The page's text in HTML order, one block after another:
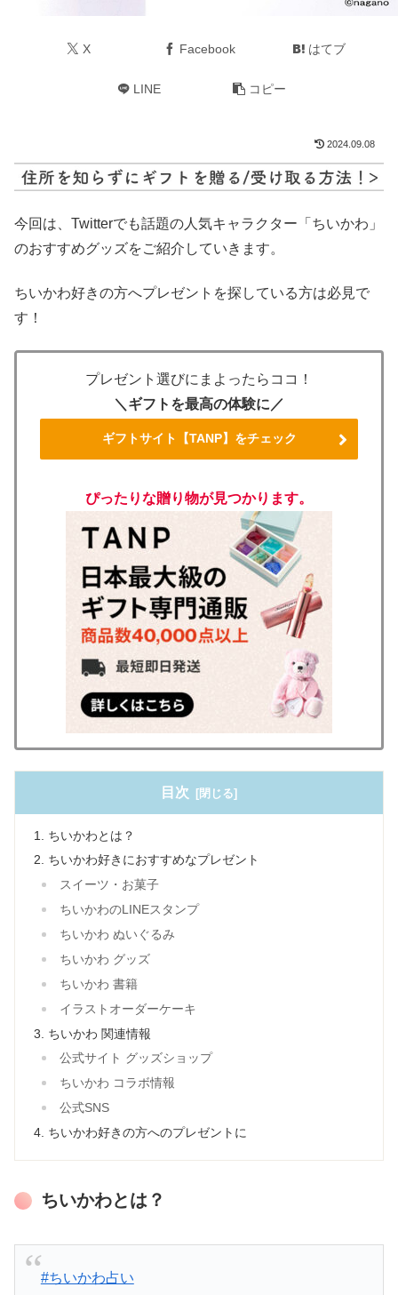
X Facebook はてブ
LINE コピー
2024.09.08
今回は、Twitterでも話題の人気キャラクター「ちいかわ」
のおすすめグッズをご紹介していきます。
ちいかわ好きの方へプレゼントを探している方は必見で
す！
プレゼント選びにまよったらココ！
＼ギフトを最高の体験に／
ギフトサイト【TANP】をチェック
ぴったりな贈り物が見つかります。
目次
ちいかわとは？
ちいかわ好きにおすすめなプレゼント
スイーツ・お菓子
ちいかわのLINEスタンプ
ちいかわ ぬいぐるみ
ちいかわ グッズ
ちいかわ 書籍
イラストオーダーケーキ
ちいかわ 関連情報
公式サイト グッズショップ
ちいかわ コラボ情報
公式SNS
ちいかわ好きの方へのプレゼントに
ちいかわとは？
#ちいかわ占い